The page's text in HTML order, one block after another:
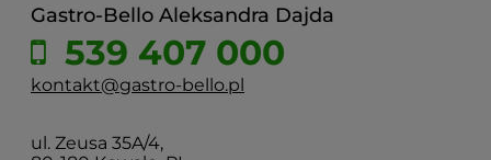
Gastro-Bello Aleksandra Dajda
539 407 000
kontakt@gastro-bello.pl
ul. Zeusa 35A/4,